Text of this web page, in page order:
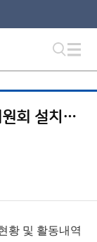
2020년도 4월 기상청 행정기관위원회 설치현황 및 활동내역서
황 및 활동내역